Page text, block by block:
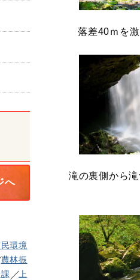
へ
環境
農林振
上
落差40ｍを
滝の裏側から